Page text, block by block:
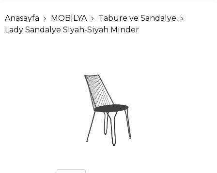
Anasayfa MOBİLYA
Tabure ve Sandalye
Lady Sandalye Siyah-Siyah Minder